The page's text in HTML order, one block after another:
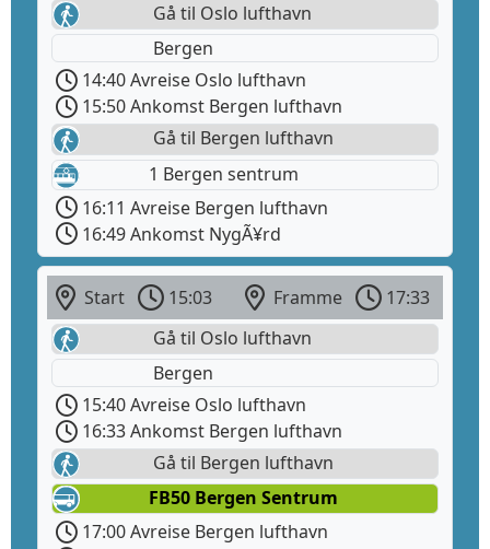
Gå til Oslo lufthavn
Bergen
14:40 Avreise Oslo lufthavn
15:50 Ankomst Bergen lufthavn
Gå til Bergen lufthavn
1 Bergen sentrum
16:11 Avreise Bergen lufthavn
16:49 Ankomst NygÃ¥rd
Start 15:03 Framme
17:33
Gå til Oslo lufthavn
Bergen
15:40 Avreise Oslo lufthavn
16:33 Ankomst Bergen lufthavn
Gå til Bergen lufthavn
FB50 Bergen Sentrum
17:00 Avreise Bergen lufthavn